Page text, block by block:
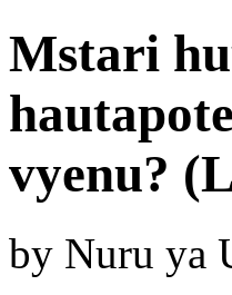
Mstari
vyenu?
by Nuru ya